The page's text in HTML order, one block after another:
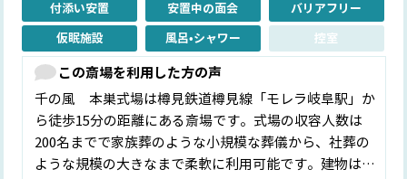
付添い安置
安置中の面会
バリアフリー
仮眠施設
風呂•シャワー 控室
この斎場を利用した方の声
千の風 本巣式場は樽見鉄道樽見線「モレラ岐阜駅」か
ら徒歩15分の距離にある斎場です。式場の収容人数は
200名までで家族葬のような小規模な葬儀から、社葬の
ような規模の大きなまで柔軟に利用可能です。建物は…